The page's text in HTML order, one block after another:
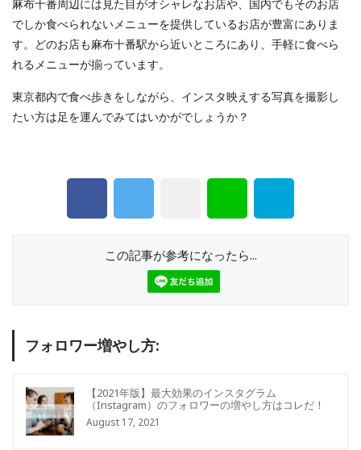
麻布十番周辺には見た目がオシャレなお店や、国内でもそのお店
でしか食べられないメニューを提供しているお店が豊富にありま
す。どのお店も麻布十番駅から近いところにあり、手軽に食べら
れるメニューが揃っています。
東京都内で食べ歩きをしながら、インスタ映えする写真を撮影し
たい方は足を運んでみてはいかがでしょうか？
この記事が参考になったら...
フォロワー増やし方:
【2021年版】最大効果のインスタグラム
（Instagram）のフォロワーの増やし方はコレだ！
August 17, 2021